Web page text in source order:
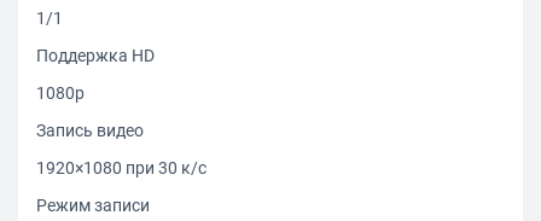
1/1
Поддержка HD
1080p
Запись видео
1920×1080 при 30 к/с
Режим записи